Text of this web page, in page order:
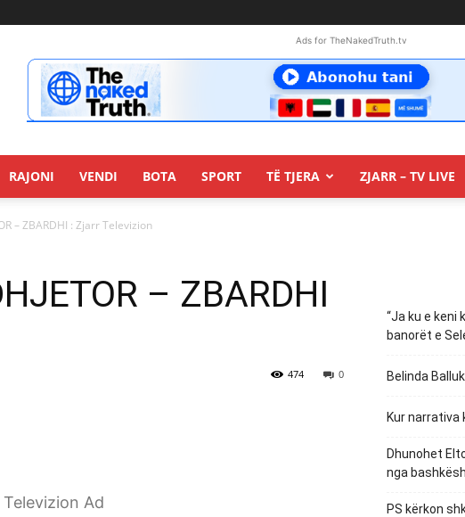
Ads for TheNakedTruth.tv
RAJONI VENDI BOTA SPORT TË TJERA ZJARR – TV LIVE
– ZBARDHI : Zjarr Televizion
– ZBARDHI
0
474
Ad
“Ja ku e keni
banorët e
Belinda
Kur narrativa
Dhunohet
nga
PS kërkon